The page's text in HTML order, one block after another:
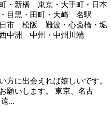
・新橋 東京・大手町・日本
目黒・田町・大崎 名駅
市 松阪 難波・心斎橋・堀
中洲 中州・中州川端
方に出会えれば嬉しいです。
願いします。 東京、名古
...